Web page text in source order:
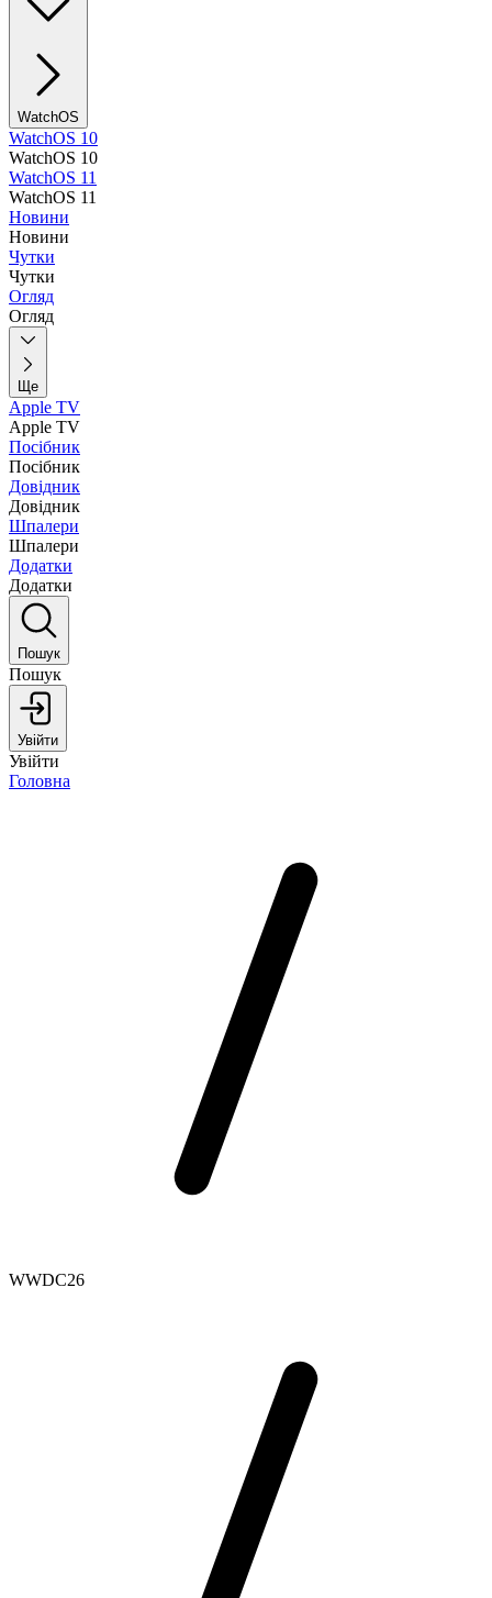
WatchOS
WatchOS 10
WatchOS 10
WatchOS 11
WatchOS 11
Новини
Новини
Чутки
Чутки
Огляд
Огляд
Ще
Apple TV
Apple TV
Посібник
Посібник
Довідник
Довідник
Шпалери
Шпалери
Додатки
Додатки
Пошук
Пошук
Увійти
Увійти
Головна
WWDC26